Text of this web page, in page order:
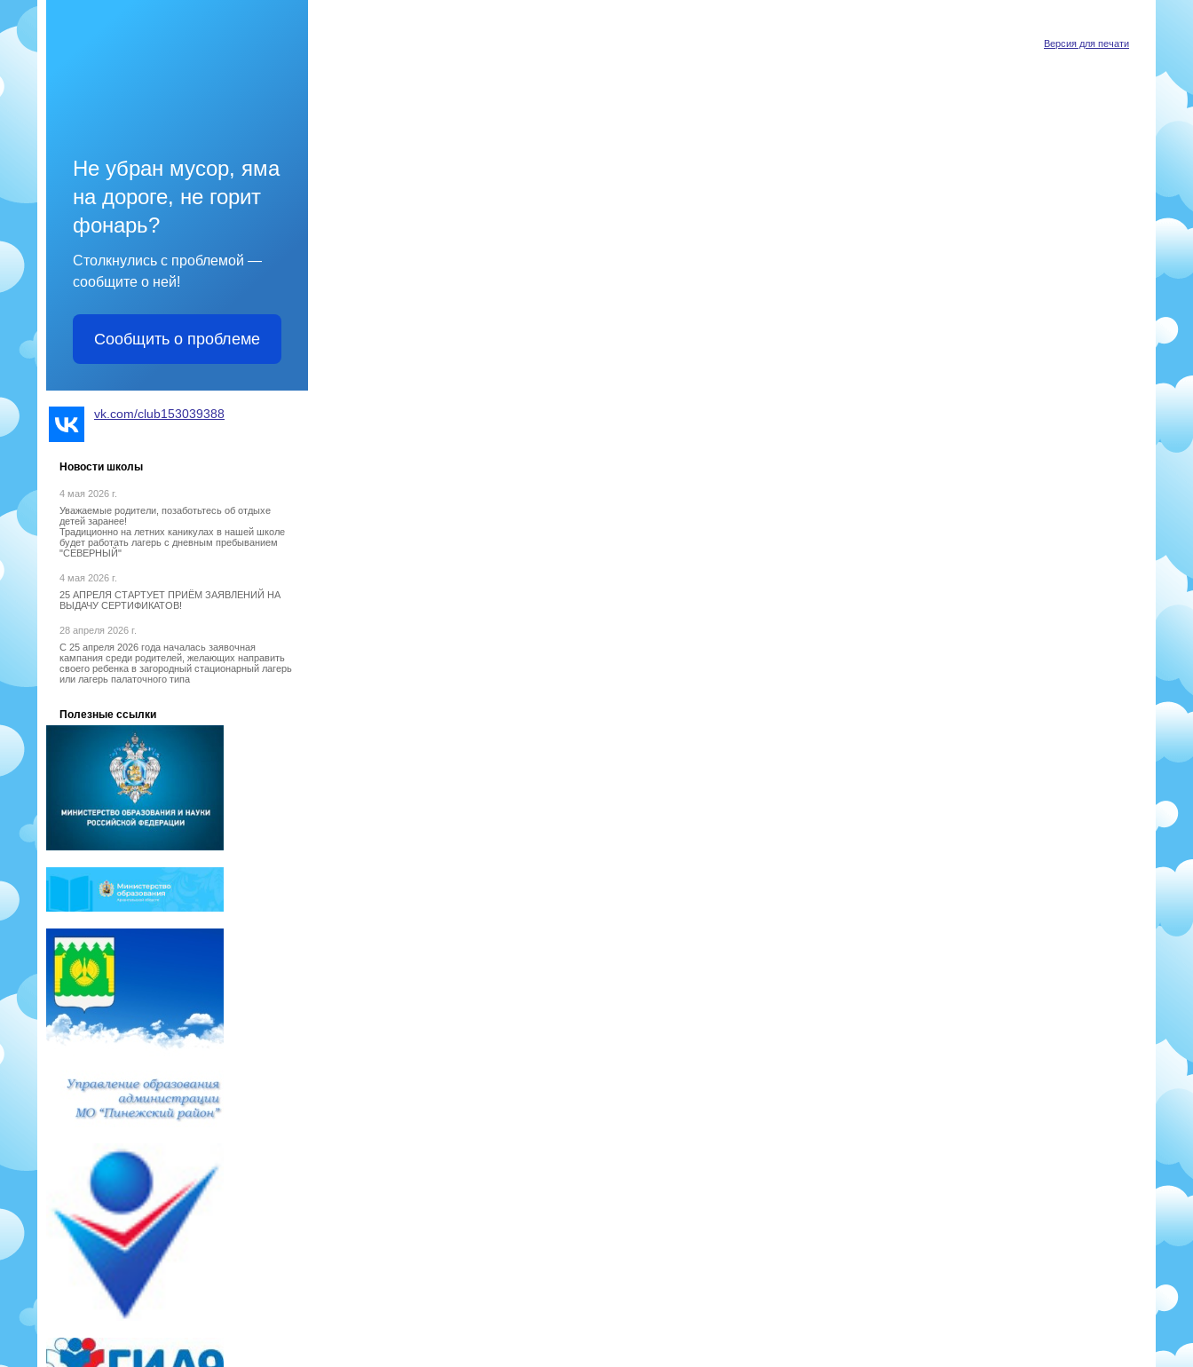
Не убран мусор, яма
на дороге, не горит
фонарь?
Столкнулись с проблемой —
сообщите о ней!
Сообщить о проблеме
vk.com/club153039388
Новости школы
4 мая 2026 г.
Уважаемые родители, позаботьтесь об отдыхе
детей заранее!
Традиционно на летних каникулах в нашей школе
будет работать лагерь с дневным пребыванием
"СЕВЕРНЫЙ"
4 мая 2026 г.
25 АПРЕЛЯ СТАРТУЕТ ПРИЁМ ЗАЯВЛЕНИЙ НА
ВЫДАЧУ СЕРТИФИКАТОВ!
28 апреля 2026 г.
С 25 апреля 2026 года началась заявочная
кампания среди родителей, желающих направить
своего ребенка в загородный стационарный лагерь
или лагерь палаточного типа
Полезные ссылки
Версия для печати